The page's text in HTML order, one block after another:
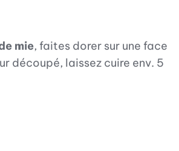
mie, faites dorer sur une face
découpé, laissez cuire env. 5